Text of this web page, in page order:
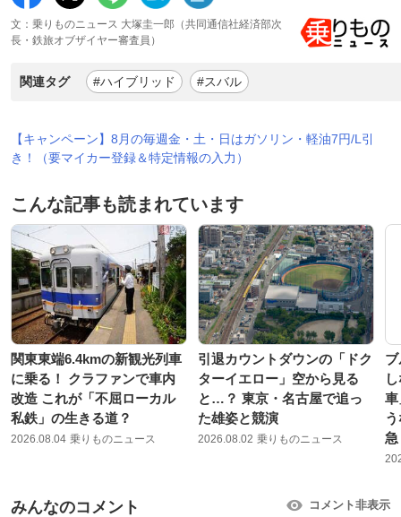
文：乗りものニュース 大塚圭一郎（共同通信社経済部次
長・鉄旅オブザイヤー審査員）
関連タグ #ハイブリッド #スバル
【キャンペーン】8月の毎週金・土・日はガソリン・軽油7円/L引
き！（要マイカー登録＆特定情報の入力）
こんな記事も読まれています
関東東端6.4kmの新観光列車
に乗る！ クラファンで車内
改造 これが「不屈ローカル
私鉄」の生きる道？
2026.08.04 乗りものニュース
引退カウントダウンの「ドク
ターイエロー」空から見る
と…？ 東京・名古屋で追っ
た雄姿と競演
2026.08.02 乗りものニュース
車
急
みんなのコメント コメント非表示